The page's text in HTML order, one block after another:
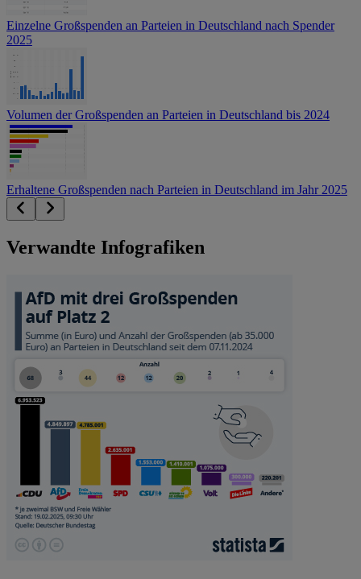
Einzelne Großspenden an Parteien in Deutschland nach Spender
2025
Volumen der Großspenden an Parteien in Deutschland bis 2024
Erhaltene Großspenden nach Parteien in Deutschland im Jahr 2025
Verwandte Infografiken